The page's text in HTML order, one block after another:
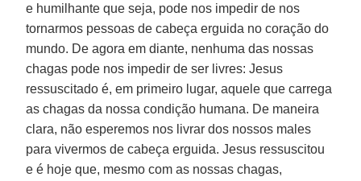
e humilhante que seja, pode nos impedir de nos
tornarmos pessoas de cabeça erguida no coração do
mundo. De agora em diante, nenhuma das nossas
chagas pode nos impedir de ser livres: Jesus
ressuscitado é, em primeiro lugar, aquele que carrega
as chagas da nossa condição humana. De maneira
clara, não esperemos nos livrar dos nossos males
para vivermos de cabeça erguida. Jesus ressuscitou
e é hoje que, mesmo com as nossas chagas,